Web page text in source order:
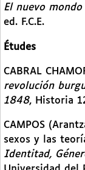
El nuevo
ed. F.C.E.
Études
CABRAL
revolución
1848, Historia
CAMPOS
sexos y las
Identitad,